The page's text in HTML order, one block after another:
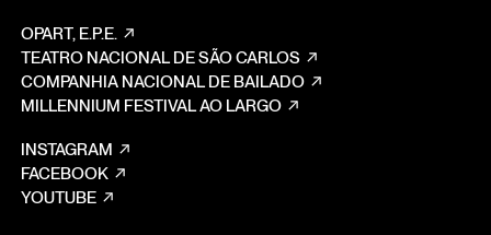
OPART, E.P.E.
TEATRO NACIONAL DE SÃO CARLOS
COMPANHIA NACIONAL DE BAILADO
MILLENNIUM FESTIVAL AO LARGO
INSTAGRAM
FACEBOOK
YOUTUBE